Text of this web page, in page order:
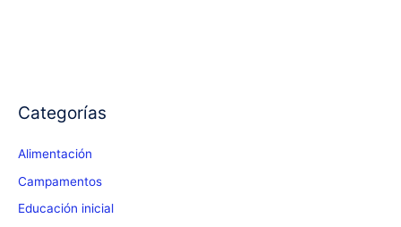
Categorías
Alimentación
Campamentos
Educación inicial